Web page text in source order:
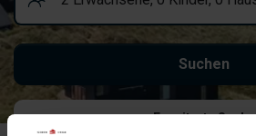
Erweiterte Suche